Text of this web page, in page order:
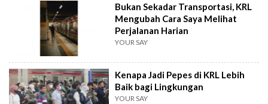
Bukan Sekadar Transportasi, KRL
Mengubah Cara Saya Melihat
Perjalanan Harian
YOUR SAY
Kenapa Jadi Pepes di KRL Lebih
Baik bagi Lingkungan
YOUR SAY